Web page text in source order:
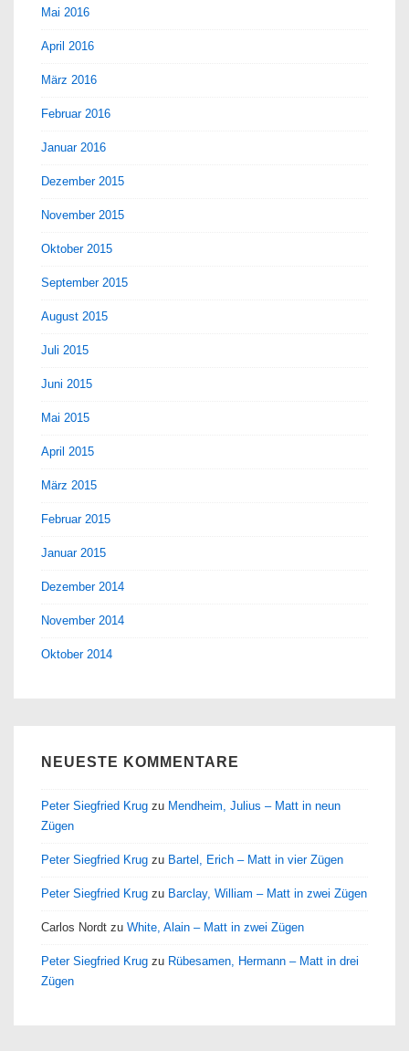
Mai 2016
April 2016
März 2016
Februar 2016
Januar 2016
Dezember 2015
November 2015
Oktober 2015
September 2015
August 2015
Juli 2015
Juni 2015
Mai 2015
April 2015
März 2015
Februar 2015
Januar 2015
Dezember 2014
November 2014
Oktober 2014
NEUESTE KOMMENTARE
Peter Siegfried Krug zu Mendheim, Julius – Matt in neun
Zügen
Peter Siegfried Krug zu Bartel, Erich – Matt in vier Zügen
Peter Siegfried Krug zu Barclay, William – Matt in zwei Zügen
Carlos Nordt zu White, Alain – Matt in zwei Zügen
Peter Siegfried Krug zu Rübesamen, Hermann – Matt in drei
Zügen